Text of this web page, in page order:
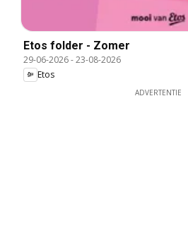
Etos folder - Zomer
29-06-2026-23-08-2026
Etos
ADVERTENTIE